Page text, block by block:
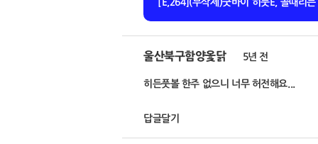
울산북구함양옻닭 5년 전
히든풋볼 한주 없으니 너무 허전해요...
답글달기